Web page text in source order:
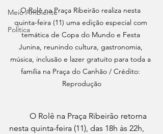
Meio Ambiente
Política
O Rolê na Praça Ribeirão realiza nesta
quinta-feira (11) uma edição especial com
temática de Copa do Mundo e Festa
Junina, reunindo cultura, gastronomia,
música, inclusão e lazer gratuito para toda a
família na Praça do Canhão / Crédito:
Reprodução
nesta quinta-feira (11), das 18h às 22h,